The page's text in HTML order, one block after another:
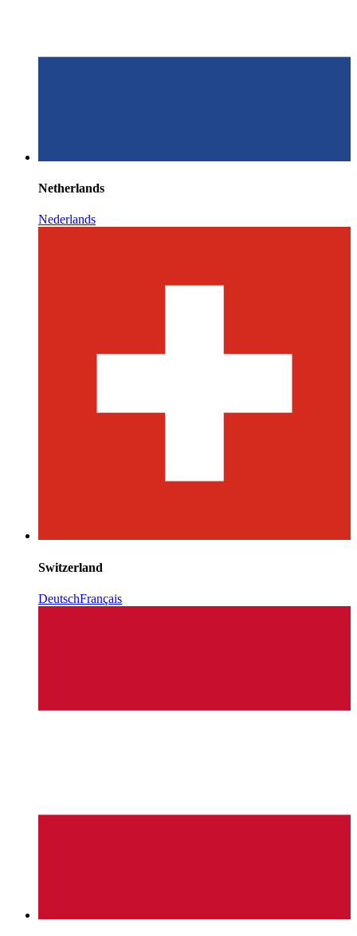
Netherlands
Nederlands
Switzerland
DeutschFrançais